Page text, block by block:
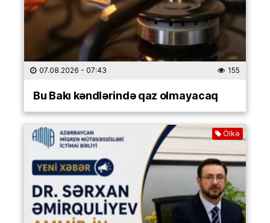
07.08.2026 - 07:43 155
Bu Bakı kəndlərində qaz olmayacaq
Ölkə